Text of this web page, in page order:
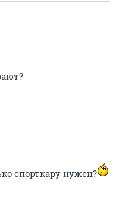
спорткару нужен?